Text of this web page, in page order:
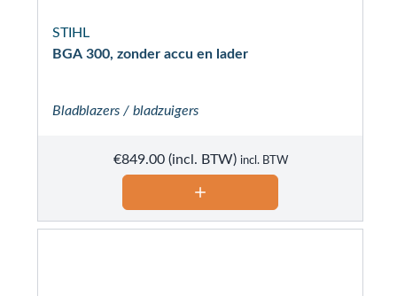
STIHL
BGA 300, zonder accu en lader
Bladblazers / bladzuigers
€849.00 incl. BTW